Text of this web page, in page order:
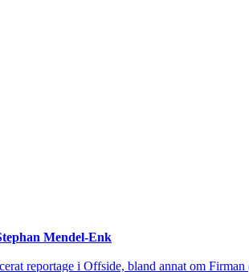
Mendel-Enk
reportage i Offside, bland annat om